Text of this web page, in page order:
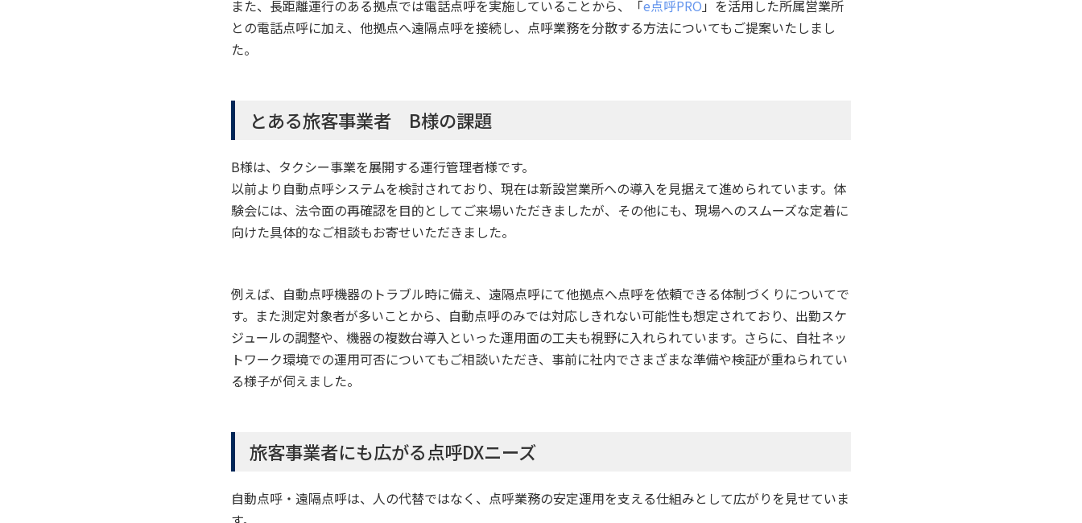
また、長距離運行のある拠点では電話点呼を実施していることから、「e点呼PRO 」を活用した所属営業所
との電話点呼に加え、他拠点へ遠隔点呼を接続し、点呼業務を分散する方法についてもご提案いたしまし
た。
とある旅客事業者 B様の課題
B様は、タクシー事業を展開する運行管理者様です。
以前より自動点呼システムを検討されており、現在は新設営業所への導入を見据えて進められています。体
験会には、法令面の再確認を目的としてご来場いただきましたが、その他にも、現場へのスムーズな定着に
向けた具体的なご相談もお寄せいただきました。
例えば、自動点呼機器のトラブル時に備え、遠隔点呼にて他拠点へ点呼を依頼できる体制づくりについてで
す。また測定対象者が多いことから、自動点呼のみでは対応しきれない可能性も想定されており、出勤スケ
ジュールの調整や、機器の複数台導入といった運用面の工夫も視野に入れられています。さらに、自社ネッ
トワーク環境での運用可否についてもご相談いただき、事前に社内でさまざまな準備や検証が重ねられてい
る様子が伺えました。
旅客事業者にも広がる点呼DXニーズ
自動点呼・遠隔点呼は、人の代替ではなく、点呼業務の安定運用を支える仕組みとして広がりを見せていま